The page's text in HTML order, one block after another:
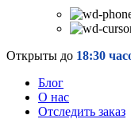
Открыты до 18:30
Блог
О нас
Отследить заказ